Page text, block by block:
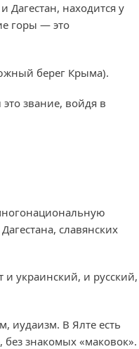
Дагестан, находится у
горы — это
берег Крыма).
звание, войдя в
славянских
украинский, и русский,
иудаизм. В Ялте есть
без знакомых «маковок».